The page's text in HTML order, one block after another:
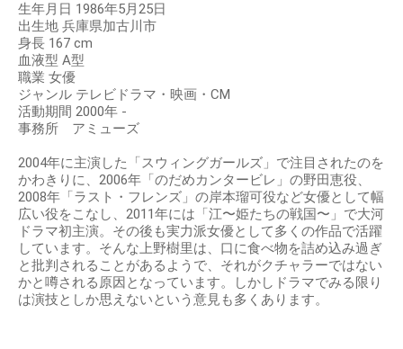
生年月日 1986年5月25日
出生地 兵庫県加古川市
身長 167 cm
血液型 A型
職業 女優
ジャンル テレビドラマ・映画・CM
活動期間 2000年 -
事務所 アミューズ
2004年に主演した「スウィングガールズ」で注目されたのを
かわきりに、2006年「のだめカンタービレ」の野田恵役、
2008年「ラスト・フレンズ」の岸本瑠可役など女優として幅
広い役をこなし、2011年には「江〜姫たちの戦国〜」で大河
ドラマ初主演。その後も実力派女優として多くの作品で活躍
しています。そんな上野樹里は、口に食べ物を詰め込み過ぎ
と批判されることがあるようで、それがクチャラーではない
かと噂される原因となっています。しかしドラマでみる限り
は演技としか思えないという意見も多くあります。